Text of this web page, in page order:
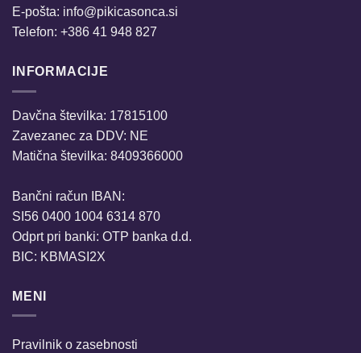
E-pošta: info@pikicasonca.si
Telefon: +386 41 948 827
INFORMACIJE
Davčna številka: 17815100
Zavezanec za DDV: NE
Matična številka: 8409366000
Bančni račun IBAN:
SI56 0400 1004 6314 870
Odprt pri banki: OTP banka d.d.
BIC: KBMASI2X
MENI
Pravilnik o zasebnosti